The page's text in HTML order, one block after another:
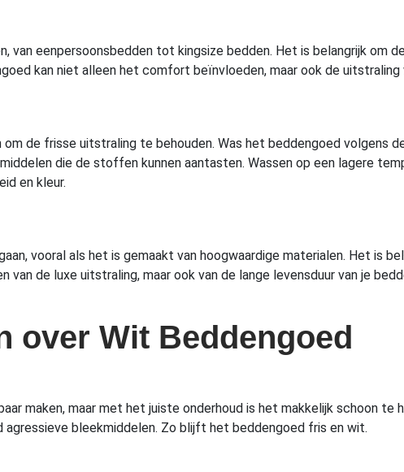
van eenpersoonsbedden tot kingsize bedden. Het is belangrijk om
kan niet alleen het comfort beïnvloeden, maar ook de uitstraling
de frisse uitstraling te behouden. Was het beddengoed volgens
die de stoffen kunnen aantasten. Wassen op een lagere
en kleur.
vooral als het is gemaakt van hoogwaardige materialen. Het is
de luxe uitstraling, maar ook van de lange levensduur van je
over Wit Beddengoed
maken, maar met het juiste onderhoud is het makkelijk schoon te
bleekmiddelen. Zo blijft het beddengoed fris en wit.